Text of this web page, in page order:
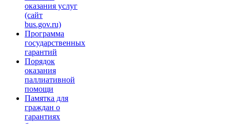
оказания услуг
(сайт
bus.gov.ru)
Программа
государственных
гарантий
Порядок
оказания
паллиативной
помощи
Памятка для
граждан о
гарантиях